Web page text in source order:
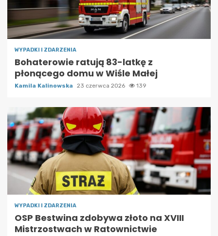
WYPADKI I ZDARZENIA
Bohaterowie ratują 83-latkę z
płonącego domu w Wiśle Małej
Kamila Kalinowska 23 czerwca 2026 139
WYPADKI I ZDARZENIA
OSP Bestwina zdobywa złoto na XVIII
Mistrzostwach w Ratownictwie